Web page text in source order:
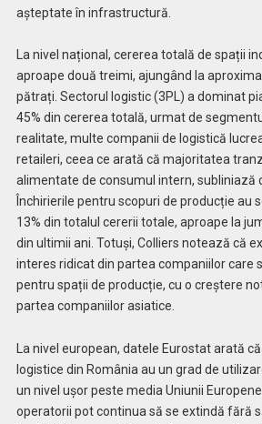
așteptate în infrastructură.
La nivel național, cererea totală de spații
aproape două treimi, ajungând la
pătrați. Sectorul logistic (3PL) a dominat
45% din cererea totală, urmat de
realitate, multe companii de logistică
retaileri, ceea ce arată că majoritatea
alimentate de consumul intern, subliniază
Închirierile pentru scopuri de producție au
13% din totalul cererii totale, aproape la
din ultimii ani. Totuși, Colliers notează că
interes ridicat din partea companiilor care
pentru spații de producție, cu o creștere
partea companiilor asiatice.
La nivel european, datele Eurostat arată
logistice din România au un grad de
un nivel ușor peste media Uniunii
operatorii pot continua să se extindă fără